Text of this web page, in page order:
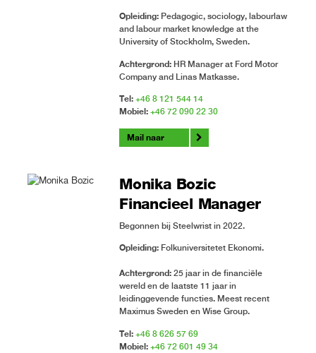
Opleiding: Pedagogic, sociology, labourlaw
and labour market knowledge at the
University of Stockholm, Sweden.
Achtergrond: HR Manager at Ford Motor
Company and Linas Matkasse.
Tel: +46 8 121 544 14
Mobiel: +46 72 090 22 30
Mail naar
Monika Bozic
Financieel Manager
Begonnen bij Steelwrist in 2022.
Opleiding:Folkuniversitetet Ekonomi.
Achtergrond:25 jaar in de financiële
wereld en de laatste 11 jaar in
leidinggevende functies. Meest recent
Maximus Sweden en Wise Group.
Tel: +46 8 626 57 69
Mobiel: +46 72 601 49 34